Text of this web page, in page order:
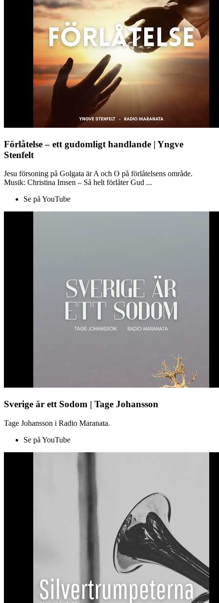
Förlåtelse – ett gudomligt handlande | Yngve
Stenfelt
Jesu försoning på Golgata är A och O på förlåtelsens område.
Musik: Christina Imsen – Så helt förlåter Gud ...
Se på YouTube
Sverige är ett Sodom | Tage Johansson
Tage Johansson i Radio Maranata.
Se på YouTube